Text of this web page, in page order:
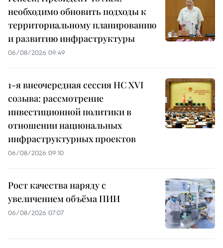
необходимо обновить подходы к
территориальному планированию
и развитию инфраструктуры
06/08/2026 09:49
1-я внеочередная сессия НС XVI
созыва: рассмотрение
инвестиционной политики в
отношении национальных
инфраструктурных проектов
06/08/2026 09:10
Рост качества наряду с
увеличением объёма ПИИ
06/08/2026 07:07